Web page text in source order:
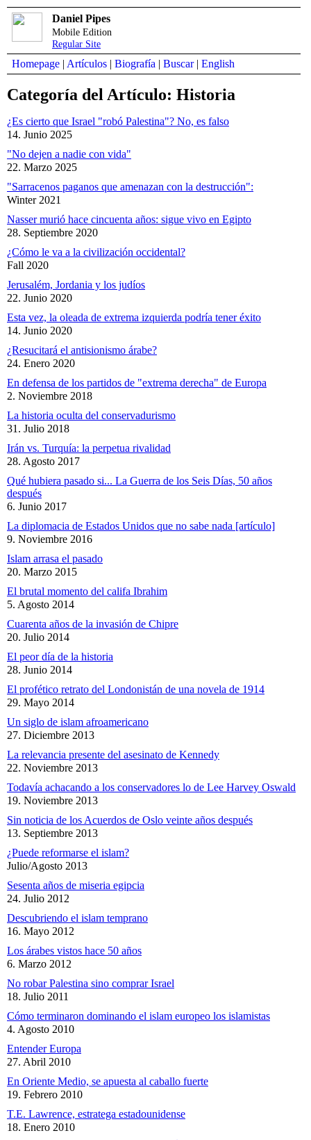
Daniel Pipes
Mobile Edition
Regular Site
Homepage | Artículos | Biografía | Buscar| English
Categoría del Artículo: Historia
¿Es cierto que Israel "robó Palestina"? No, es falso
14. Junio 2025
"No dejen a nadie con vida"
22. Marzo 2025
"Sarracenos paganos que amenazan con la destrucción":
Winter 2021
Nasser murió hace cincuenta años: sigue vivo en Egipto
28. Septiembre 2020
¿Cómo le va a la civilización occidental?
Fall 2020
Jerusalém, Jordania y los judíos
22. Junio 2020
Esta vez, la oleada de extrema izquierda podría tener éxito
14. Junio 2020
¿Resucitará el antisionismo árabe?
24. Enero 2020
En defensa de los partidos de "extrema derecha" de Europa
2. Noviembre 2018
La historia oculta del conservadurismo
31. Julio 2018
Irán vs. Turquía: la perpetua rivalidad
28. Agosto 2017
Qué hubiera pasado si... La Guerra de los Seis Días, 50 años
después
6. Junio 2017
La diplomacia de Estados Unidos que no sabe nada [artículo]
9. Noviembre 2016
Islam arrasa el pasado
20. Marzo 2015
El brutal momento del califa Ibrahim
5. Agosto 2014
Cuarenta años de la invasión de Chipre
20. Julio 2014
El peor día de la historia
28. Junio 2014
El profético retrato del Londonistán de una novela de 1914
29. Mayo 2014
Un siglo de islam afroamericano
27. Diciembre 2013
La relevancia presente del asesinato de Kennedy
22. Noviembre 2013
Todavía achacando a los conservadores lo de Lee Harvey Oswald
19. Noviembre 2013
Sin noticia de los Acuerdos de Oslo veinte años después
13. Septiembre 2013
¿Puede reformarse el islam?
Julio/Agosto 2013
Sesenta años de miseria egipcia
24. Julio 2012
Descubriendo el islam temprano
16. Mayo 2012
Los árabes vistos hace 50 años
6. Marzo 2012
No robar Palestina sino comprar Israel
18. Julio 2011
Cómo terminaron dominando el islam europeo los islamistas
4. Agosto 2010
Entender Europa
27. Abril 2010
En Oriente Medio, se apuesta al caballo fuerte
19. Febrero 2010
T.E. Lawrence, estratega estadounidense
18. Enero 2010